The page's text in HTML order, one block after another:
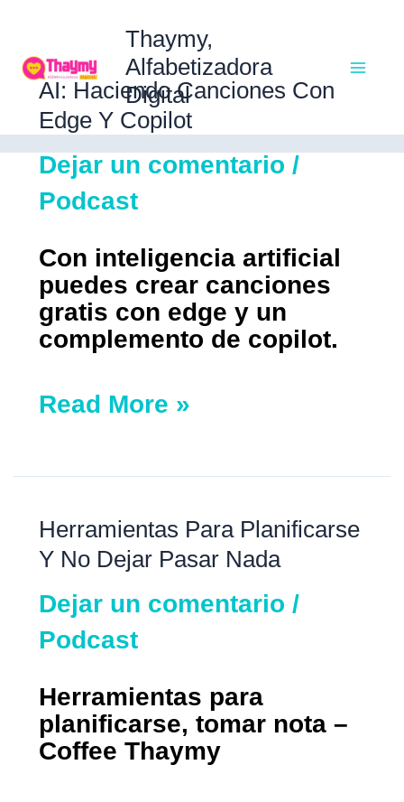
contenido
Thaymy,
Alfabetizadora
Digital
AI: Haciendo Canciones Con
Edge Y Copilot
Dejar un comentario /
Podcast
Con inteligencia artificial
puedes crear canciones
gratis con edge y un
complemento de copilot.
AI:
Haciendo
canciones
con
Edge
Copilot
Read More »
Herramientas Para Planificarse
Y No Dejar Pasar Nada
Dejar un comentario /
Podcast
Herramientas para
planificarse, tomar nota –
Coffee Thaymy
Herramientas
para
Y
No
Pasar
Nada